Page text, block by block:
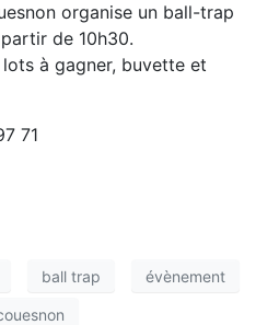
organise un ball-trap
de 10h30.
à gagner, buvette et
71
ball trap évènement